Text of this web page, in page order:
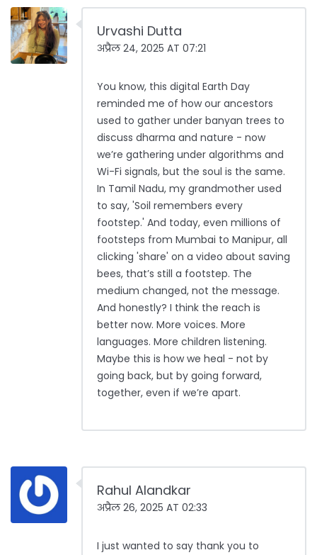
Urvashi Dutta
अप्रैल 24, 2025 AT 07:21
You know, this digital Earth Day
reminded me of how our ancestors
used to gather under banyan trees to
discuss dharma and nature - now
we’re gathering under algorithms and
Wi-Fi signals, but the soul is the same.
In Tamil Nadu, my grandmother used
to say, 'Soil remembers every
footstep.' And today, even millions of
footsteps from Mumbai to Manipur, all
clicking 'share' on a video about saving
bees, that’s still a footstep. The
medium changed, not the message.
And honestly? I think the reach is
better now. More voices. More
languages. More children listening.
Maybe this is how we heal - not by
going back, but by going forward,
together, even if we’re apart.
Rahul Alandkar
अप्रैल 26, 2025 AT 02:33
I just wanted to say thank you to